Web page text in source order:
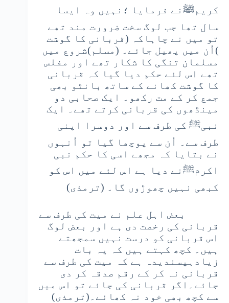
کریمﷺنے فرمایا ؛نہیں وہ ایسا
سال تھا جب لوگ سخت ضرورت مند تھے
تو میں نے چاہاکہ (قربانی کا گوشت
)اُن میں پھیل جائے۔ (مسلم)شروع میں
مسلمان تنگی کا شکار تھے اور مفلس
تھے اس لئے حکم دیا گیا کہ قربانی
کا گوشت کھانے کے ساتھ بانٹو بھی
جمع کر کے مت رکھو۔ ایک صحابی دو
مینڈھوں کی قربانی کرتے تھے۔ ایک
نبیﷺ کی طرف سے اور دوسرا اپنی
طرف سے۔ اُن سے پوچھا گیا تو اُنہوں
نے بتایا کہ مجھے اسی کا حکم نبی
اکرمﷺنے دیا ہے اس لئے میں اس کو
کبھی نہیں چھوڑوں گا۔ (ترمذی)
بعض اہل علم نے میت کی طرف سے
قربانی کی رخصت دی ہے اور بعض لوگ
اس قربانی کو درست نہیں سمجھتے
ہیں۔ کچھ کہتے ہیں کہ یہ بات
زیادہپسندیدہ ہے کہ میت کی طرف سے
قربانی نہ کر کے رقم صدقہ کر دی
جائے۔اگر قربانی کی جائے تو اس میں
سے کچھ بھی خود نہ کھائے۔(ترمذی)